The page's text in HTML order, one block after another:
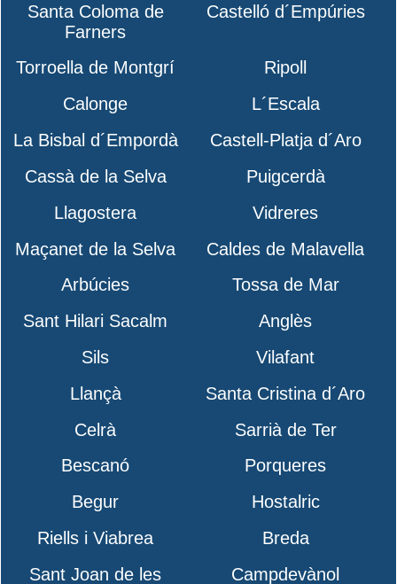
Santa Coloma de
Farners
Castelló d´Empúries
Torroella de Montgrí
Ripoll
Calonge
L´Escala
La Bisbal d´Empordà
Castell-Platja d´Aro
Cassà de la Selva
Puigcerdà
Llagostera
Vidreres
Maçanet de la Selva
Caldes de Malavella
Arbúcies
Tossa de Mar
Sant Hilari Sacalm
Anglès
Sils
Vilafant
Llançà
Santa Cristina d´Aro
Celrà
Sarrià de Ter
Bescanó
Porqueres
Begur
Hostalric
Riells i Viabrea
Breda
Sant Joan de les
Campdevànol